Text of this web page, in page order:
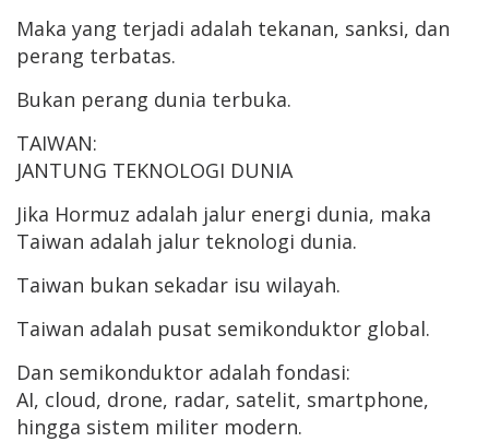
Maka yang terjadi adalah tekanan, sanksi, dan
perang terbatas.
Bukan perang dunia terbuka.
TAIWAN:
JANTUNG TEKNOLOGI DUNIA
Jika Hormuz adalah jalur energi dunia, maka
Taiwan adalah jalur teknologi dunia.
Taiwan bukan sekadar isu wilayah.
Taiwan adalah pusat semikonduktor global.
Dan semikonduktor adalah fondasi:
AI, cloud, drone, radar, satelit, smartphone,
hingga sistem militer modern.